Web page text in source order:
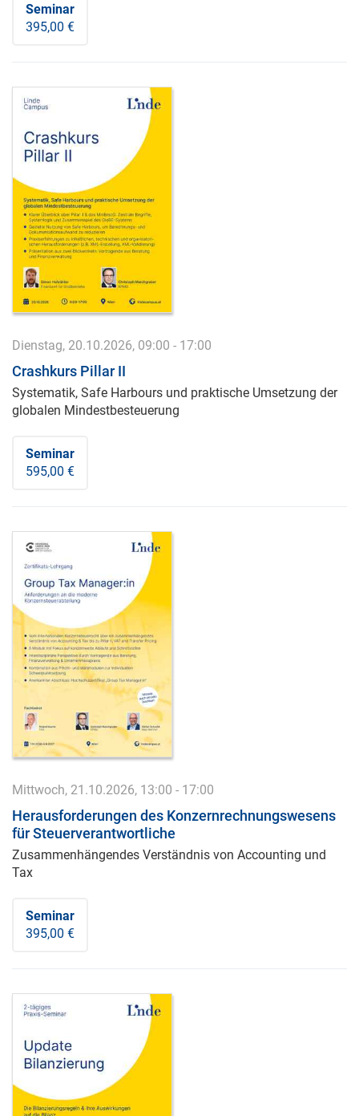
Seminar
395,00 €
Dienstag, 20.10.2026, 09:00 - 17:00
Crashkurs Pillar II
Systematik, Safe Harbours und praktische Umsetzung der
globalen Mindestbesteuerung
Seminar
595,00 €
Mittwoch, 21.10.2026, 13:00 - 17:00
Herausforderungen des Konzernrechnungswesens
für Steuerverantwortliche
Zusammenhängendes Verständnis von Accounting und
Tax
Seminar
395,00 €